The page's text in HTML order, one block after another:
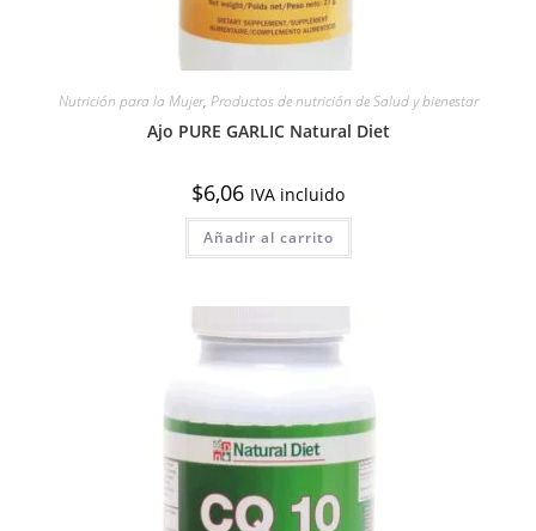
Nutrición para la Mujer, Productos de nutrición de Salud y bienestar
Ajo PURE GARLIC Natural Diet
$6,06 IVA incluido
Añadir al carrito